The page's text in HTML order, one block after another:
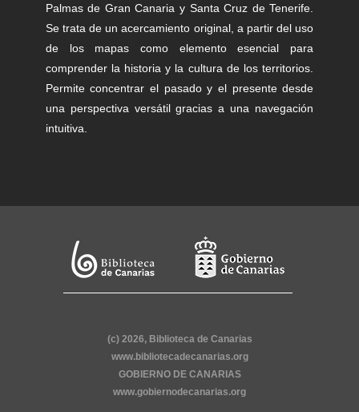
Palmas de Gran Canaria y Santa Cruz de Tenerife.
Se trata de un acercamiento original, a partir del uso
de los mapas como elemento esencial para
comprender la historia y la cultura de los territorios.
Permite concentrar el pasado y el presente desde
una perspectiva versátil gracias a una navegación
intuitiva.
(c) 2026, Biblioteca de Canarias
www.bibliotecadecanarias.org
GOBIERNO DE CANARIAS
www.gobiernodecanarias.org